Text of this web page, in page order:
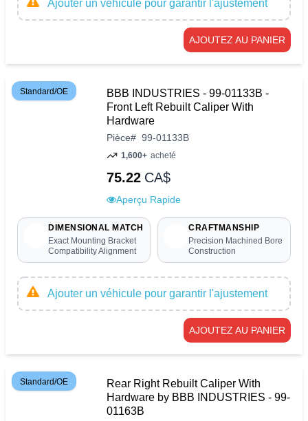
Ajouter un véhicule pour garantir l'ajustement
AJOUTEZ AU PANIER
Standard/OE
BBB INDUSTRIES - 99-01133B -
Front Left Rebuilt Caliper With
Hardware
Pièce# 99-01133B
1,600+ acheté
75.22 CA$
Aperçu Rapide
DIMENSIONAL MATCH
Exact Mounting Bracket
Compatibility Alignment
CRAFTMANSHIP
Precision Machined Bore
Construction
Ajouter un véhicule pour garantir l'ajustement
AJOUTEZ AU PANIER
Standard/OE
Rear Right Rebuilt Caliper With
Hardware by BBB INDUSTRIES - 99-
01163B